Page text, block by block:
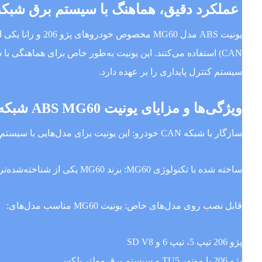
عملکرد دقیق، هماهنگ با سیستم برق
سیستم کنترل پایداری را بر عهده دارد.
ویژگی‌ها و مزایای یونیت ABS MG60 شبکه‌ای
سازگار با شبکه CAN خودرو: این یونیت برای مدل‌هایی با سیستم برق مالتی‌پلکس طراحی شده و به‌خوبی با ECU مرکزی خودرو، BSI و سایر یونیت‌ها ارتباط برقرار می‌کند.
ساخته شده با تکنولوژی MG60: برند MG60 یکی از شناخته‌شده‌ترین یونیت‌های ترمز در بازار است که دقت بالا، دوام مناسب و عملکرد قابل‌اعتماد در شرایط مختلف را ارائه می‌دهد.
قابل نصب روی مدل‌های خاص: یونیت MG60 مناسب مدل‌های:
پژو 206 تیپ 5، تیپ 6 و SD V8